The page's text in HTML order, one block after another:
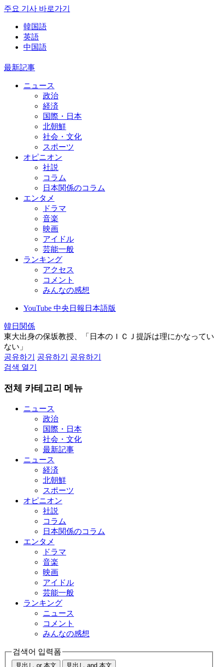
주요 기사 바로가기
韓国語
英語
中国語
最新記事
ニュース
政治
経済
国際・日本
北朝鮮
社会・文化
スポーツ
オピニオン
社説
コラム
日本関係のコラム
エンタメ
ドラマ
音楽
映画
アイドル
芸能一般
ランキング
アクセス
コメント
みんなの感想
YouTube 中央日報日本語版
韓日関係
東大出身の保坂教授、「日本のＩＣＪ提訴は理にかなってい
ない」
공유하기
공유하기
공유하기
검색 열기
전체 카테고리 메뉴
ニュース
政治
国際・日本
社会・文化
最新記事
ニュース
経済
北朝鮮
スポーツ
オピニオン
社説
コラム
日本関係のコラム
エンタメ
ドラマ
音楽
映画
アイドル
芸能一般
ランキング
ニュース
コメント
みんなの感想
검색어 입력폼
見出し or 本文 見出し and 本文